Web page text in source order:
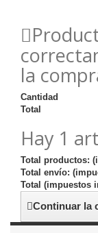
la
Cantidad
Total
Hay 1
Total productos:
Total envío:
Total (impuestos
Continuar la